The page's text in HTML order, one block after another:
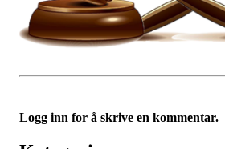
Logg inn for å skrive en kommentar.